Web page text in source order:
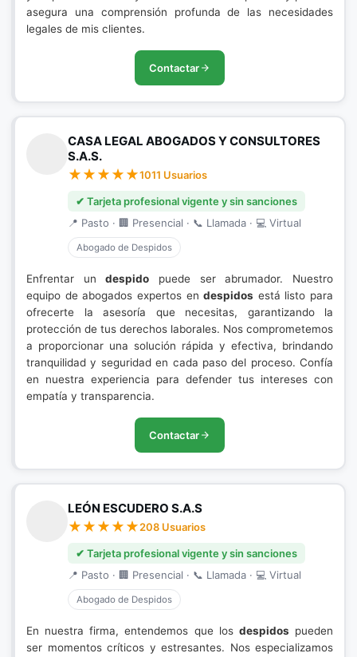
asegura una comprensión profunda de las necesidades
legales de mis clientes.
Contactar
CASA LEGAL ABOGADOS Y CONSULTORES
S.A.S.
1011 Usuarios
✔ Tarjeta profesional vigente y sin sanciones
📍 Pasto · 🏢 Presencial · 📞 Llamada · 💻 Virtual
Abogado de Despidos
Enfrentar undespido puede ser abrumador. Nuestro
equipo de abogados expertos endespidos está listo para
ofrecerte la asesoría que necesitas, garantizando la
protección de tus derechos laborales. Nos comprometemos
a proporcionar una solución rápida y efectiva, brindando
tranquilidad y seguridad en cada paso del proceso. Confía
en nuestra experiencia para defender tus intereses con
empatía y transparencia.
Contactar
LEÓN ESCUDERO S.A.S
208 Usuarios
✔ Tarjeta profesional vigente y sin sanciones
📍 Pasto · 🏢 Presencial · 📞 Llamada · 💻 Virtual
Abogado de Despidos
En nuestra firma, entendemos que los despidos pueden
ser momentos críticos y estresantes. Nos especializamos